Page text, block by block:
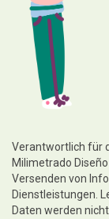
Verantwortlich für
Milimetrado
Versenden von
Dienstleistungen.
Daten werden